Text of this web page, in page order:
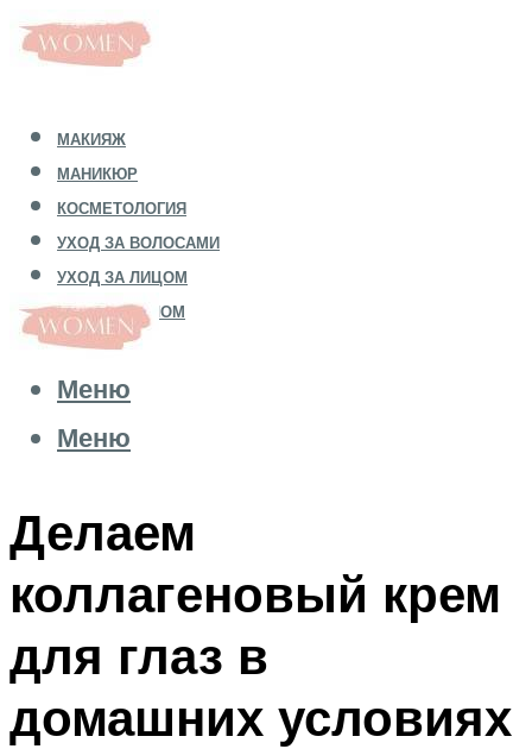
МАКИЯЖ
МАНИКЮР
КОСМЕТОЛОГИЯ
УХОД ЗА ВОЛОСАМИ
УХОД ЗА ЛИЦОМ
УХОД ЗА ТЕЛОМ
Меню
Меню
Делаем
коллагеновый крем
для глаз в
домашних условиях